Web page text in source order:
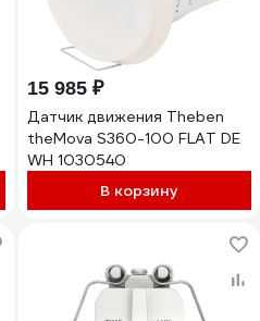
15 985 ₽
Датчик движения Theben
theMova S360-100 FLAT DE
WH 1030540
В корзину